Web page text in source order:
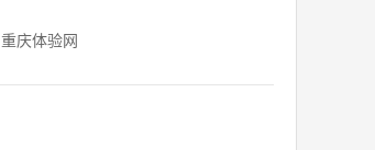
重庆体验网